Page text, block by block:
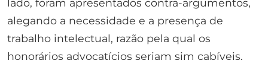
lado, foram apresentados contra-argumentos,
alegando a necessidade e a presença de
trabalho intelectual, razão pela qual os
honorários advocatícios seriam sim cabíveis.